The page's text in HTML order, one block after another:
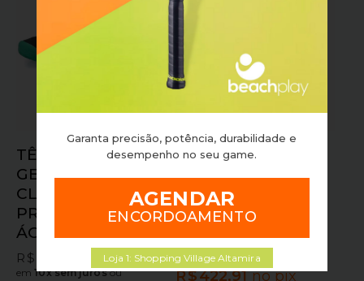
Garanta precisão, potência, durabilidade e
desempenho no seu game.
AGENDAR
ENCORDOAMENTO
Loja 1: Shopping Village Altamira
TÊNIS ASICS MAS
GEL RESOLUTION X
CLAY
PRETO/VERDE
ÁGUA
R$
em10x sem jurosou
TÊNIS ASICS GEL
DEDICATE 8 CLAY
BRANCO COM
AZUL
R$599,90 R$469,90
em10x sem juros
R$422,91 no pix